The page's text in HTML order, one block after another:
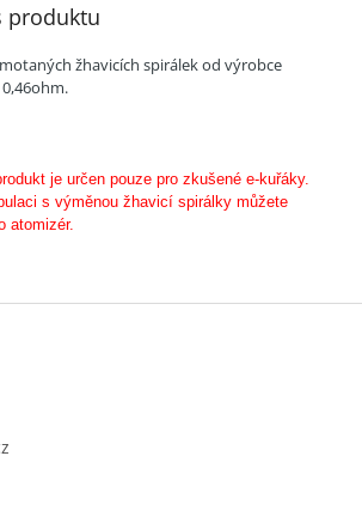
produktu
žhavicích spirálek od výrobce
je určen pouze pro zkušené e-kuřáky.
s výměnou žhavicí spirálky můžete
atomizér.